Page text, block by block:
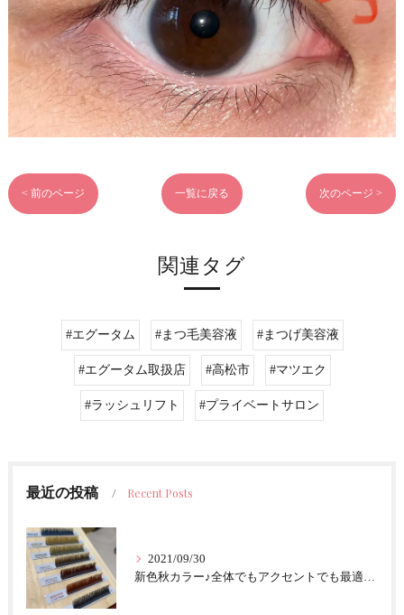
< 前のページ 一覧に戻る 次のページ >
関連タグ
#エグータム #まつ毛美容液 #まつげ美容液
#エグータム取扱店 #高松市 #マツエク
#ラッシュリフト #プライベートサロン
最近の投稿 Recent Posts
2021/09/30
新色秋カラー♪全体でもアクセントでも最適！！高松市のプライベートサロンfascil☆